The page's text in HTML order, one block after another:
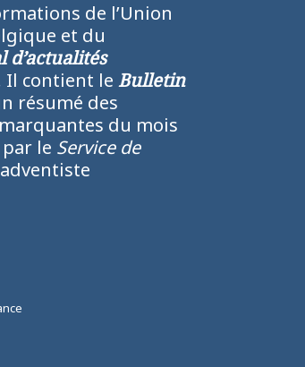
de l’Union
et du
d’actualités
Il contient le Bulletin
résumé des
du mois
le Service de